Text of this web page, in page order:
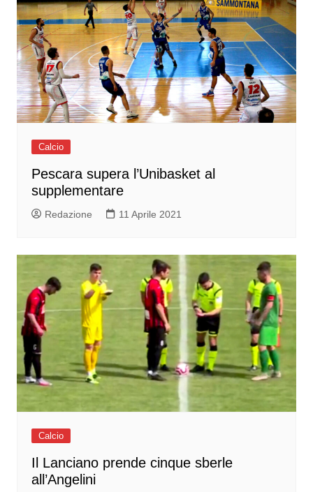
Calcio
Pescara supera l’Unibasket al
supplementare
Redazione 11 Aprile 2021
Calcio
Il Lanciano prende cinque sberle
all’Angelini